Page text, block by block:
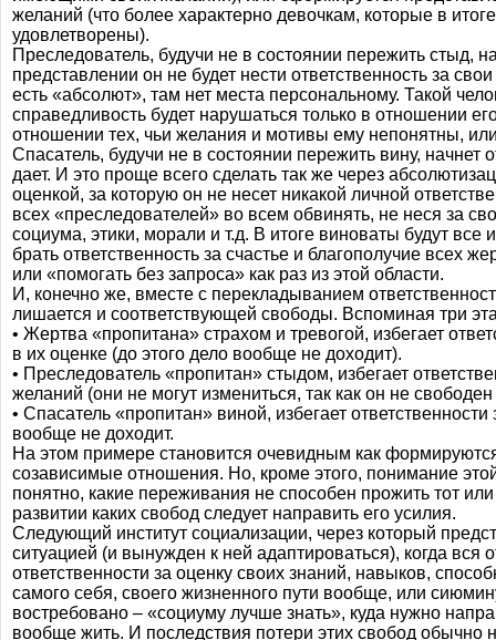
желаний (что более характерно девочкам, которые в
удовлетворены).
Преследователь, будучи не в состоянии пережить стыд,
представлении он не будет нести ответственность за
есть «абсолют», там нет места персональному. Такой
справедливость будет нарушаться только в отношении
отношении тех, чьи желания и мотивы ему непонятны,
Спасатель, будучи не в состоянии пережить вину,
дает. И это проще всего сделать так же через
оценкой, за которую он не несет никакой личной
всех «преследователей» во всем обвинять, не неся за
социума, этики, морали и т.д. В итоге виноваты будут все
брать ответственность за счастье и благополучие всех
или «помогать без запроса» как раз из этой области.
И, конечно же, вместе с перекладыванием
лишается и соответствующей свободы. Вспоминая три
• Жертва «пропитана» страхом и тревогой, избегает
в их оценке (до этого дело вообще не доходит).
• Преследователь «пропитан» стыдом, избегает
желаний (они не могут измениться, так как он не
• Спасатель «пропитан» виной, избегает
вообще не доходит.
На этом примере становится очевидным как
созависимые отношения. Но, кроме этого, понимание
понятно, какие переживания не способен прожить тот
развитии каких свобод следует направить его усилия.
Следующий институт социализации, через который
ситуацией (и вынужден к ней адаптироваться), когда вся
ответственности за оценку своих знаний, навыков,
самого себя, своего жизненного пути вообще, или
востребовано – «социуму лучше знать», куда нужно
вообще жить. И последствия потери этих свобод обычно